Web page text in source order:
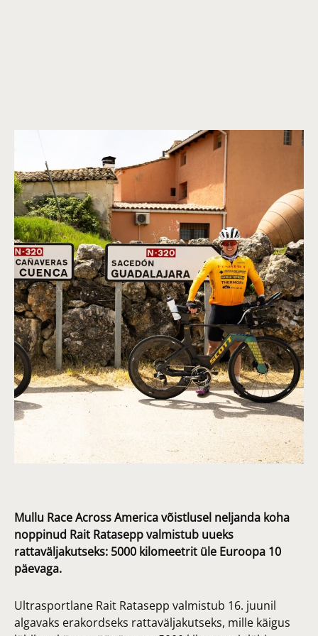
Mullu Race Across America võistlusel neljanda koha
noppinud Rait Ratasepp valmistub uueks
rattaväljakutseks: 5000 kilomeetrit üle Euroopa 10
päevaga.
Ultrasportlane Rait Ratasepp valmistub 16. juunil
algavaks erakordseks rattaväljakutseks, mille käigus